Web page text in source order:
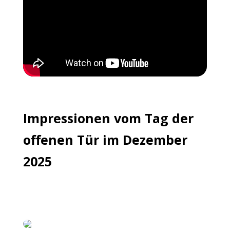
Impressionen vom Tag der
offenen Tür im Dezember
2025